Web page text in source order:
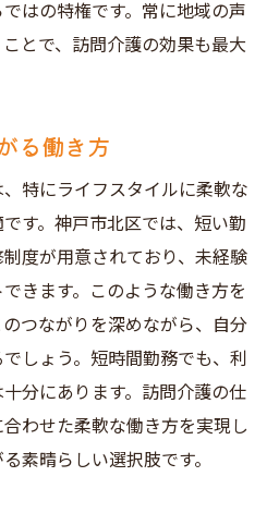
はの特権です。常に地域の声
とで、訪問介護の効果も最大
る働き方
特にライフスタイルに柔軟な
す。神戸市北区では、短い勤
度が用意されており、未経験
きます。このような働き方を
つながりを深めながら、自分
しょう。短時間勤務でも、利
分にあります。訪問介護の仕
わせた柔軟な働き方を実現し
素晴らしい選択肢です。